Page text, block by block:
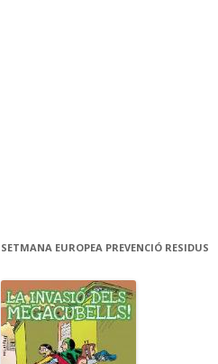
SETMANA EUROPEA PREVENCIÓ RESIDUS